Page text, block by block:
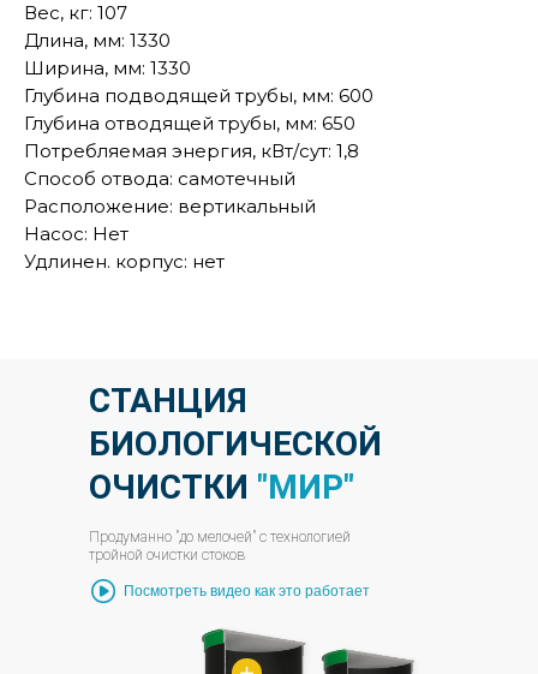
Вес, кг: 107
Длина, мм: 1330
Ширина, мм: 1330
Глубина подводящей трубы, мм: 600
Глубина отводящей трубы, мм: 650
Потребляемая энергия, кВт/сут: 1,8
Способ отвода: самотечный
Расположение: вертикальный
Насос: Нет
Удлинен. корпус: нет
СТАНЦИЯ
БИОЛОГИЧЕСКОЙ
ОЧИСТКИ "МИР"
Продуманно "до мелочей" с технологией
тройной очистки стоков
Посмотреть видео как это работает